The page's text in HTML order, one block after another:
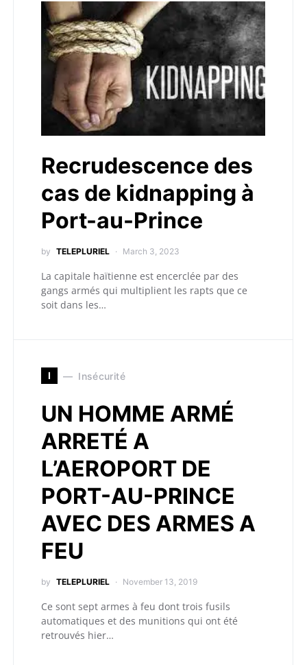
Recrudescence des
cas de kidnapping à
Port-au-Prince
by TELEPLURIEL March 3, 2023
La capitale haïtienne est encerclée par des
gangs armés qui multiplient les rapts que ce
soit dans les…
I Insécurité
UN HOMME ARMÉ
ARRETÉ A
L’AEROPORT DE
PORT-AU-PRINCE
AVEC DES ARMES A
FEU
by TELEPLURIEL November 13, 2019
Ce sont sept armes à feu dont trois fusils
automatiques et des munitions qui ont été
retrouvés hier…